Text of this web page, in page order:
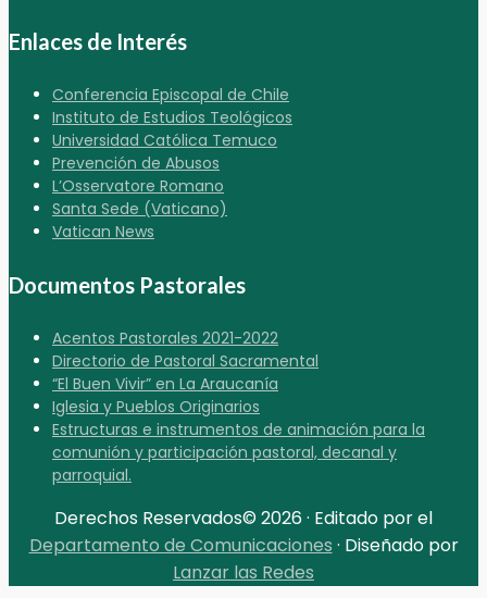
Enlaces de Interés
Conferencia Episcopal de Chile
Instituto de Estudios Teológicos
Universidad Católica Temuco
Prevención de Abusos
L’Osservatore Romano
Santa Sede (Vaticano)
Vatican News
Documentos Pastorales
Acentos Pastorales 2021-2022
Directorio de Pastoral Sacramental
“El Buen Vivir” en La Araucanía
Iglesia y Pueblos Originarios
Estructuras e instrumentos de animación para la
comunión y participación pastoral, decanal y
parroquial.
Derechos Reservados© 2026 · Editado por el
Departamento de Comunicaciones · Diseñado por
Lanzar las Redes